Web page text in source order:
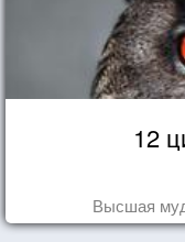
12
Высшая